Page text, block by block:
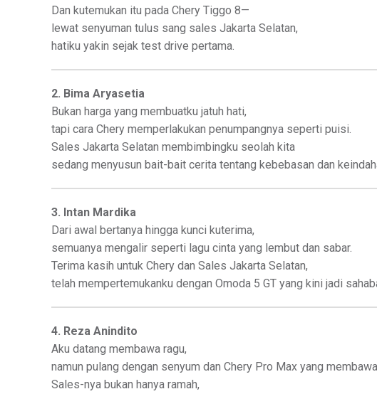
Dan kutemukan itu pada Chery Tiggo 8—
lewat senyuman tulus sang sales Jakarta Selatan,
hatiku yakin sejak test drive pertama.
2. Bima Aryasetia
Bukan harga yang membuatku jatuh hati,
tapi cara Chery memperlakukan penumpangnya seperti puisi.
Sales Jakarta Selatan membimbingku seolah kita
sedang menyusun bait-bait cerita tentang kebebasan dan
3. Intan Mardika
Dari awal bertanya hingga kunci kuterima,
semuanya mengalir seperti lagu cinta yang lembut dan sabar.
Terima kasih untuk Chery dan Sales Jakarta Selatan,
telah mempertemukanku dengan Omoda 5 GT yang kini jadi
4. Reza Anindito
Aku datang membawa ragu,
namun pulang dengan senyum dan Chery Pro Max yang
Sales-nya bukan hanya ramah,